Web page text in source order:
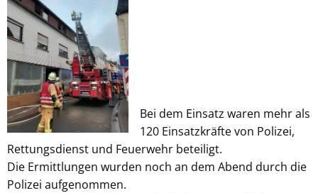
Bei dem Einsatz waren mehr als
120 Einsatzkräfte von Polizei,
Rettungsdienst und Feuerwehr beteiligt.
Die Ermittlungen wurden noch an dem Abend durch die
Polizei aufgenommen.